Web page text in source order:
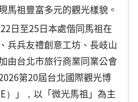
馬祖豐富多元的觀光樣貌。
日至25日本處偕同馬祖在
兵兵友禮創意工坊、長岐山
由台北市旅行商業同業公會
第20屆台北國際觀光博
）」，以「微光馬祖」為主